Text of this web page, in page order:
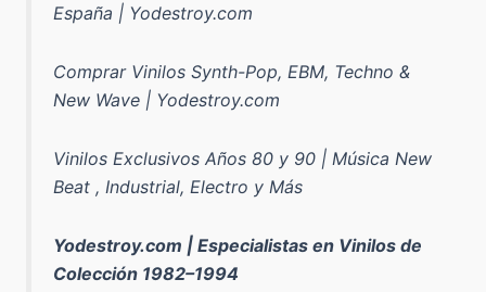
España | Yodestroy.com
Comprar Vinilos Synth-Pop, EBM, Techno &
New Wave | Yodestroy.com
Vinilos Exclusivos Años 80 y 90 | Música New
Beat , Industrial, Electro y Más
Yodestroy.com | Especialistas en Vinilos de
Colección 1982–1994